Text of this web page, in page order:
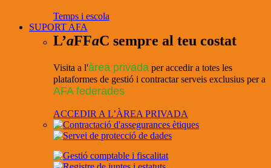
Temps i escola
SUPORT AFA
L’aFFaC sempre al teu costat
Visita a l'àrea privada per accedir a totes les
plataformes de gestió i contractar serveis exclusius per a
AFA federades
ACCEDIR A L’ÀREA PRIVADA